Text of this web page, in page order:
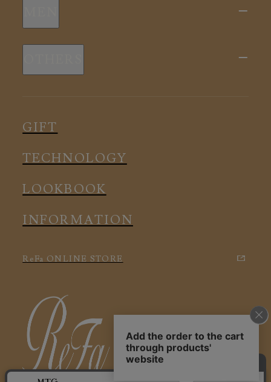
スリープウェア
ルームウェア
アクセサリー
新商品
ルームウェア
アクセサリー
GIFT
TECHNOLOGY
LOOKBOOK
INFORMATION
ReFa ONLINE STORE